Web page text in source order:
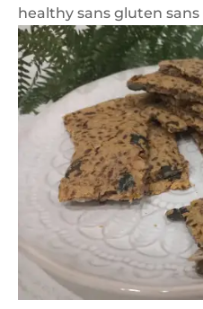
healthy sans gluten sans